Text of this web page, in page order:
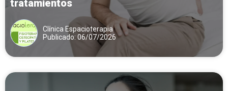
tratamientos
Clínica Espacioterapia
Publicado: 06/07/2026